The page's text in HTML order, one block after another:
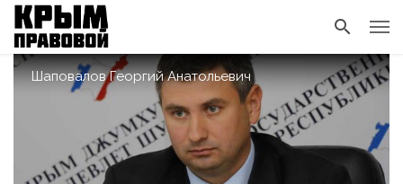
Шаповалов Георгий Анатольевич